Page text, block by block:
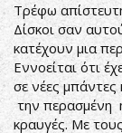
Τρέφω
Δίσκοι σαν
κατέχουν μια
Εννοείται ότι
σε νέες μπάντες
την περασμένη
κραυγές. Με